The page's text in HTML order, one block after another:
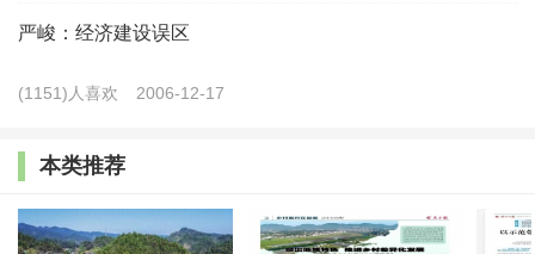
严峻：经济建设误区
(1151)人喜欢 2006-12-17
本类推荐